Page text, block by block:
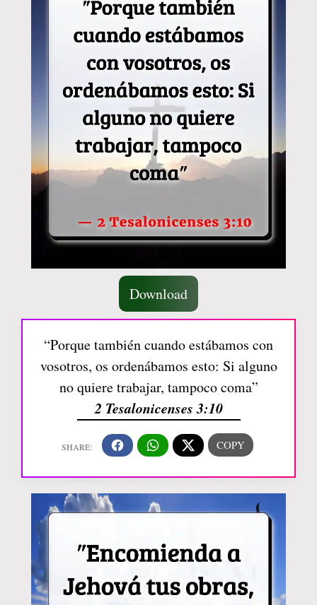
Download
“Porque también cuando estábamos con
vosotros, os ordenábamos esto: Si alguno
no quiere trabajar, tampoco coma”
2 Tesalonicenses 3:10